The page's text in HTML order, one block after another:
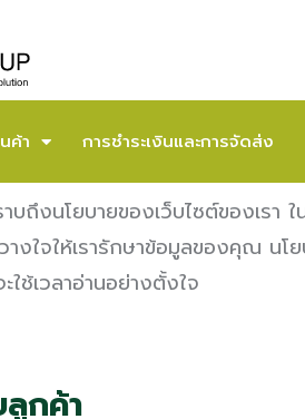
ค้า การชำระเงินและการจัดส่ง
ถึงนโยบายของเว็บไซต์ของเรา
จให้เรารักษาข้อมูลของคุณ นโย
ช้เวลาอ่านอย่างตั้งใจ
กค้า